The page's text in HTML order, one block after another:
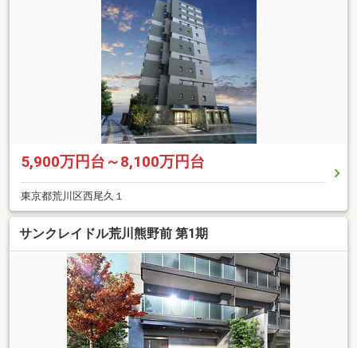
5,900万円台～8,100万円台
東京都荒川区西尾久１
サンクレイドル荒川熊野前 第1期